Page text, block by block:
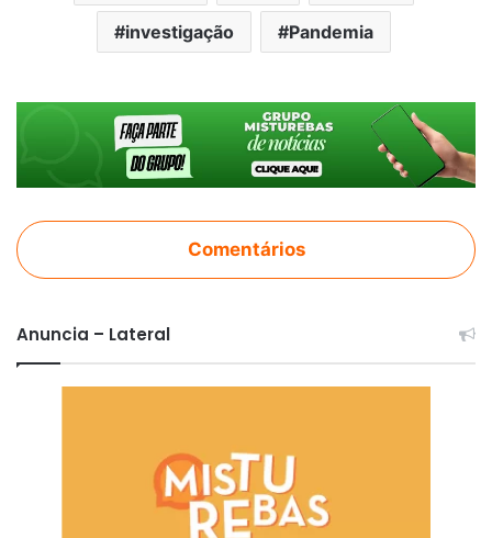
investigação Pandemia
Comentários
Anuncia – Lateral